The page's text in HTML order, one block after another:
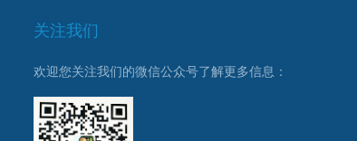
关注我们
欢迎您关注我们的微信公众号了解更多信息：